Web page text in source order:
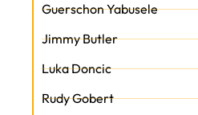
Guerschon Yabusele
Jimmy Butler
Luka Doncic
Rudy Gobert